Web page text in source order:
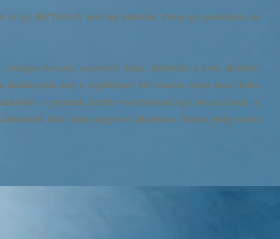
és így BIZTOSAN nem fog működni. Pedig így gondoltam, de
havazás, szervezési bukta, felébredés a rossz álomból,
meg a végkifejletet. Sőt, minden simán ment. Tettre
a gyerekek kezébe veszélytelenül égő mécses került, a
által valami nagyon is alkalmasat. Enyém pedig orcám